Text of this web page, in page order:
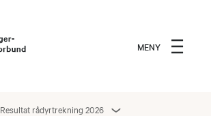
MENY
Resultat rådyrtrekning 2026